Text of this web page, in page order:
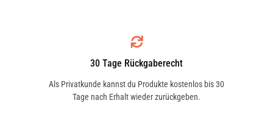
Aerosoldose dünn einsprühen und nach
kurzer Trockenzeit mit weichem Lappen
verreiben. Nicht für Lenkräder, Pedale,
Sitzflächen, sowie Schaltknaufs geeignet,
30 Tage Rückgaberecht
Als Privatkunde kannst du Produkte kostenlos bis 30
Tage nach Erhalt wieder zurückgeben.